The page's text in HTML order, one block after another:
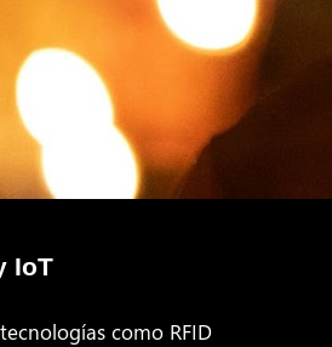
IoT
como RFID